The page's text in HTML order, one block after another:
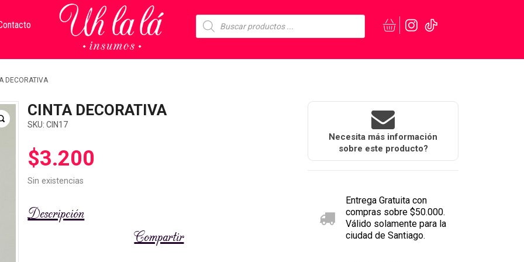
Búsqueda
de
productos
DECORATIVA
CINTA DECORATIVA
SKU:CIN17
$3.200
Sin existencias
Descripción
Compartir
Necesita más información
sobre este producto?
Entrega Gratuita con
compras sobre $50.000.
Válido solamente para la
ciudad de Santiago.